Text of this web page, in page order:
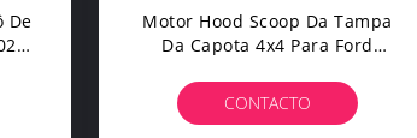
De
Motor Hood Scoop Da Tampa
Da Capota 4x4 Para Ford
CONTACTO